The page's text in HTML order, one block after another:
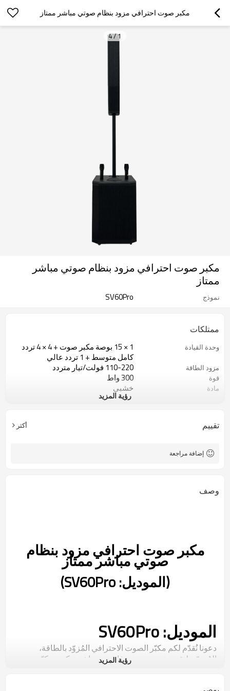
مكبر صوت احترافي مزود بنظام صوتي مباشر ممتاز
1
/
4
مكبر صوت احترافي مزود بنظام صوتي مباشر
ممتاز
نموذج SV60Pro
ممتلكات
وحدة القيادة
1 × 15 بوصة مكبر صوت + 4 × 4 تردد
كامل متوسط + 1 تردد عالي
مزود الطاقة 110-220 فولت/تيار متردد
قوة 300 واط
مادة خشبي
كيس بولي ايثيلين + كرتون
رؤية المزيد
تقييم أكثر
إضافة مراجعة
وصف
مكبر صوت احترافي مزود بنظام
صوتي مباشر ممتاز
(الموديل: SV60Pro)
الموديل: SV60Pro
دعونا نُقدّم لكم مكبّر الصوت الاحترافي المُزوّد بالطاقة،
المُصمّم لتقديم تجربة صوتية غامرة ومباشرة. كونه مكبّر صوت
رؤية المزيد